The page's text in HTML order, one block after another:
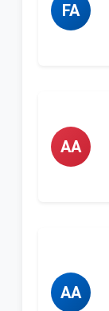
FA
AA
AA